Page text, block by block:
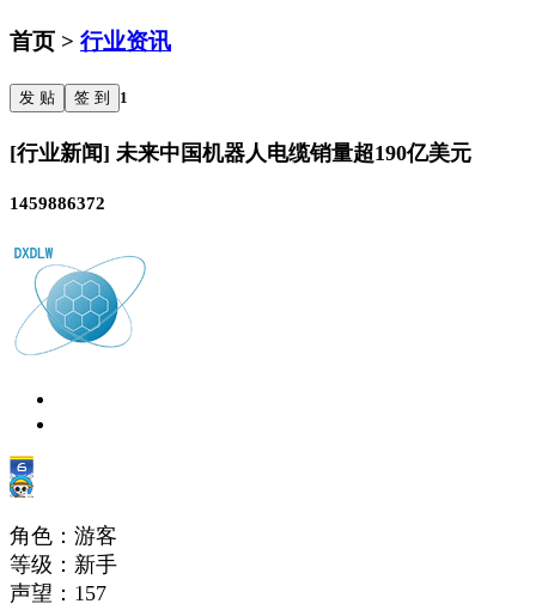
首页 > 行业资讯
发 贴 签 到 1
[行业新闻] 未来中国机器人电缆销量超190亿美元
1459886372
角色：游客
等级：新手
声望： 157